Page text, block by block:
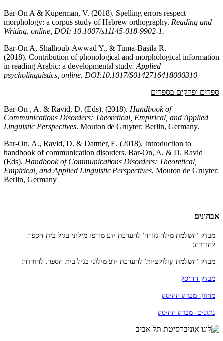
Bar-On A & Kuperman, V. (2018). Spelling errors respect
morphology: a corpus study of Hebrew orthography. Reading and
Writing , online, DOI: 10.1007/s11145-018-9902-1.
Bar-On A, Shalhoub-Awwad Y., & Tuma-Basila R.
(2018). Contribution of phonological and morphological information
in reading Arabic: a developmental study. Applied
psycholinguistics, online, DOI:10.1017/S0142716418000310
ספרים ופרקים בספרים
Bar-On , A. & Ravid, D. (Eds). (2018). Handbook of
Communications Disorders: Theoretical, Empirical, and Applied
Linguistic Perspectives. Mouton de Gruyter: Berlin, Germany.
Bar-On, A., Ravid, D. & Dattner, E. (2018). Introduction to
handbook of communication disorders. Bar-On, A. & D. Ravid
(Eds). Handbook of Communications Disorders: Theoretical,
Empirical, and Applied Linguistic Perspectives. Mouton de Gruyter:
Berlin, Germany
אבחונים
מבדק 'השלמת מילה גזורה' להערכת ידע מורפו-מילוני בגיל בית-הספר.
להורדה:
מבדק 'השלמת קולוקציות' להערכת ידע מילוני בגיל בית-הספר. להורדה:
מבדק ההיסק
מחוון- מבדק ההיסק
נתונים- מבדק ההיסק